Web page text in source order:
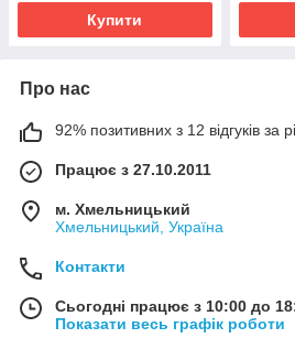
Купити
Про нас
92% позитивних з 12 відгуків за
Працює з 27.10.2011
м. Хмельницький
Хмельницький, Україна
Контакти
Сьогодні працює з 10:00 до
Показати весь графік роботи